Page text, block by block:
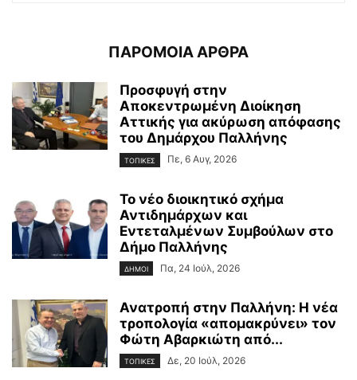
ΠΑΡΟΜΟΙΑ ΑΡΘΡΑ
Προσφυγή στην
Αποκεντρωμένη Διοίκηση
Αττικής για ακύρωση απόφασης
του Δημάρχου Παλλήνης
ΤΟΠΙΚΕΣ Πε, 6 Αυγ, 2026
Το νέο διοικητικό σχήμα
Αντιδημάρχων και
Εντεταλμένων Συμβούλων στο
Δήμο Παλλήνης
ΔΗΜΟΙ Πα, 24 Ιούλ, 2026
Ανατροπή στην Παλλήνη: Η νέα
τροπολογία «απομακρύνει» τον
Φώτη Αβαρκιώτη από...
ΤΟΠΙΚΕΣ Δε, 20 Ιούλ, 2026